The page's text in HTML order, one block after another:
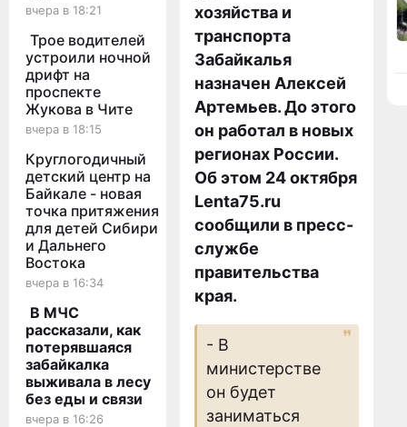
вчера в 18:21
Трое водителей
устроили ночной
дрифт на
проспекте
Жукова в Чите
вчера в 18:15
Круглогодичный
детский центр на
Байкале - новая
точка притяжения
для детей Сибири
и Дальнего
Востока
вчера в 16:34
В МЧС
рассказали, как
потерявшаяся
забайкалка
выживала в лесу
без еды и связи
вчера в 16:26
хозяйства и
транспорта
Забайкалья
назначен Алексей
Артемьев. До этого
он работал в новых
регионах России.
Об этом 24 октября
Lenta75.ru
сообщили в пресс-
службе
правительства
края.
- В
министерстве
он будет
заниматься